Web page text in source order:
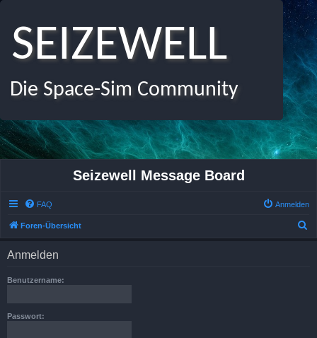
SEIZEWELL
Die Space-Sim Community
Seizewell Message Board
FAQ Anmelden
Foren-Übersicht
Anmelden
Benutzername:
Passwort: